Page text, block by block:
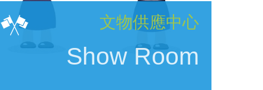
文物供應中心
Show Room